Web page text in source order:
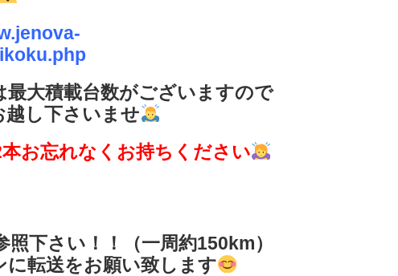
大積載台数がございますので
越し下さいませ
お忘れなくお持ちください
下さい！！（一周約150km）
転送をお願い致します